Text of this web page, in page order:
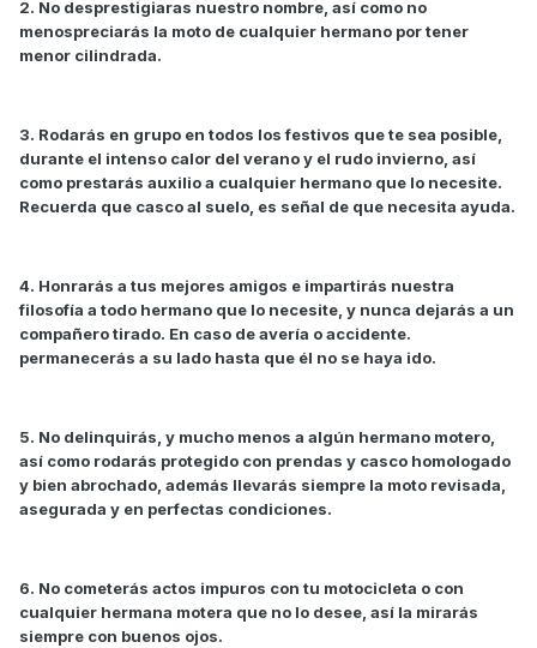
2. No desprestigiaras nuestro nombre, así como no
menospreciarás la moto de cualquier hermano por tener
menor cilindrada.
3. Rodarás en grupo en todos los festivos que te sea posible,
durante el intenso calor del verano y el rudo invierno, así
como prestarás auxilio a cualquier hermano que lo necesite.
Recuerda que casco al suelo, es señal de que necesita ayuda.
4. Honrarás a tus mejores amigos e impartirás nuestra
filosofía a todo hermano que lo necesite, y nunca dejarás a un
compañero tirado. En caso de avería o accidente.
permanecerás a su lado hasta que él no se haya ido.
5. No delinquirás, y mucho menos a algún hermano motero,
así como rodarás protegido con prendas y casco homologado
y bien abrochado, además llevarás siempre la moto revisada,
asegurada y en perfectas condiciones.
6. No cometerás actos impuros con tu motocicleta o con
cualquier hermana motera que no lo desee, así la mirarás
siempre con buenos ojos.